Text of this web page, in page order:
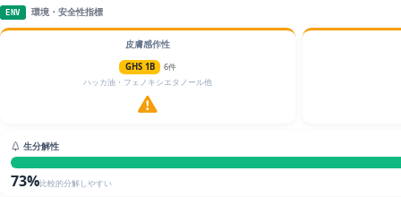
ENV 環境・安全性指標
皮膚感作性
GHS 1B
6件
ハッカ油・フェノキシエタノール他
生分解性
73%比較的分解しやすい